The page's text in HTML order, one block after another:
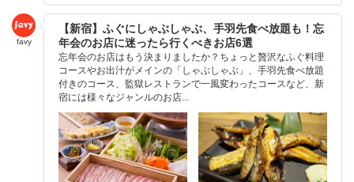
favy
【新宿】ふぐにしゃぶしゃぶ、手羽先食べ放題も！忘
年会のお店に迷ったら行くべきお店6選
忘年会のお店はもう決まりましたか？ちょっと贅沢なふぐ料理
コースやお出汁がメインの「しゃぶしゃぶ」、手羽先食べ放題
付きのコース、監獄レストランで一風変わったコースなど、新
宿には様々なジャンルのお店...